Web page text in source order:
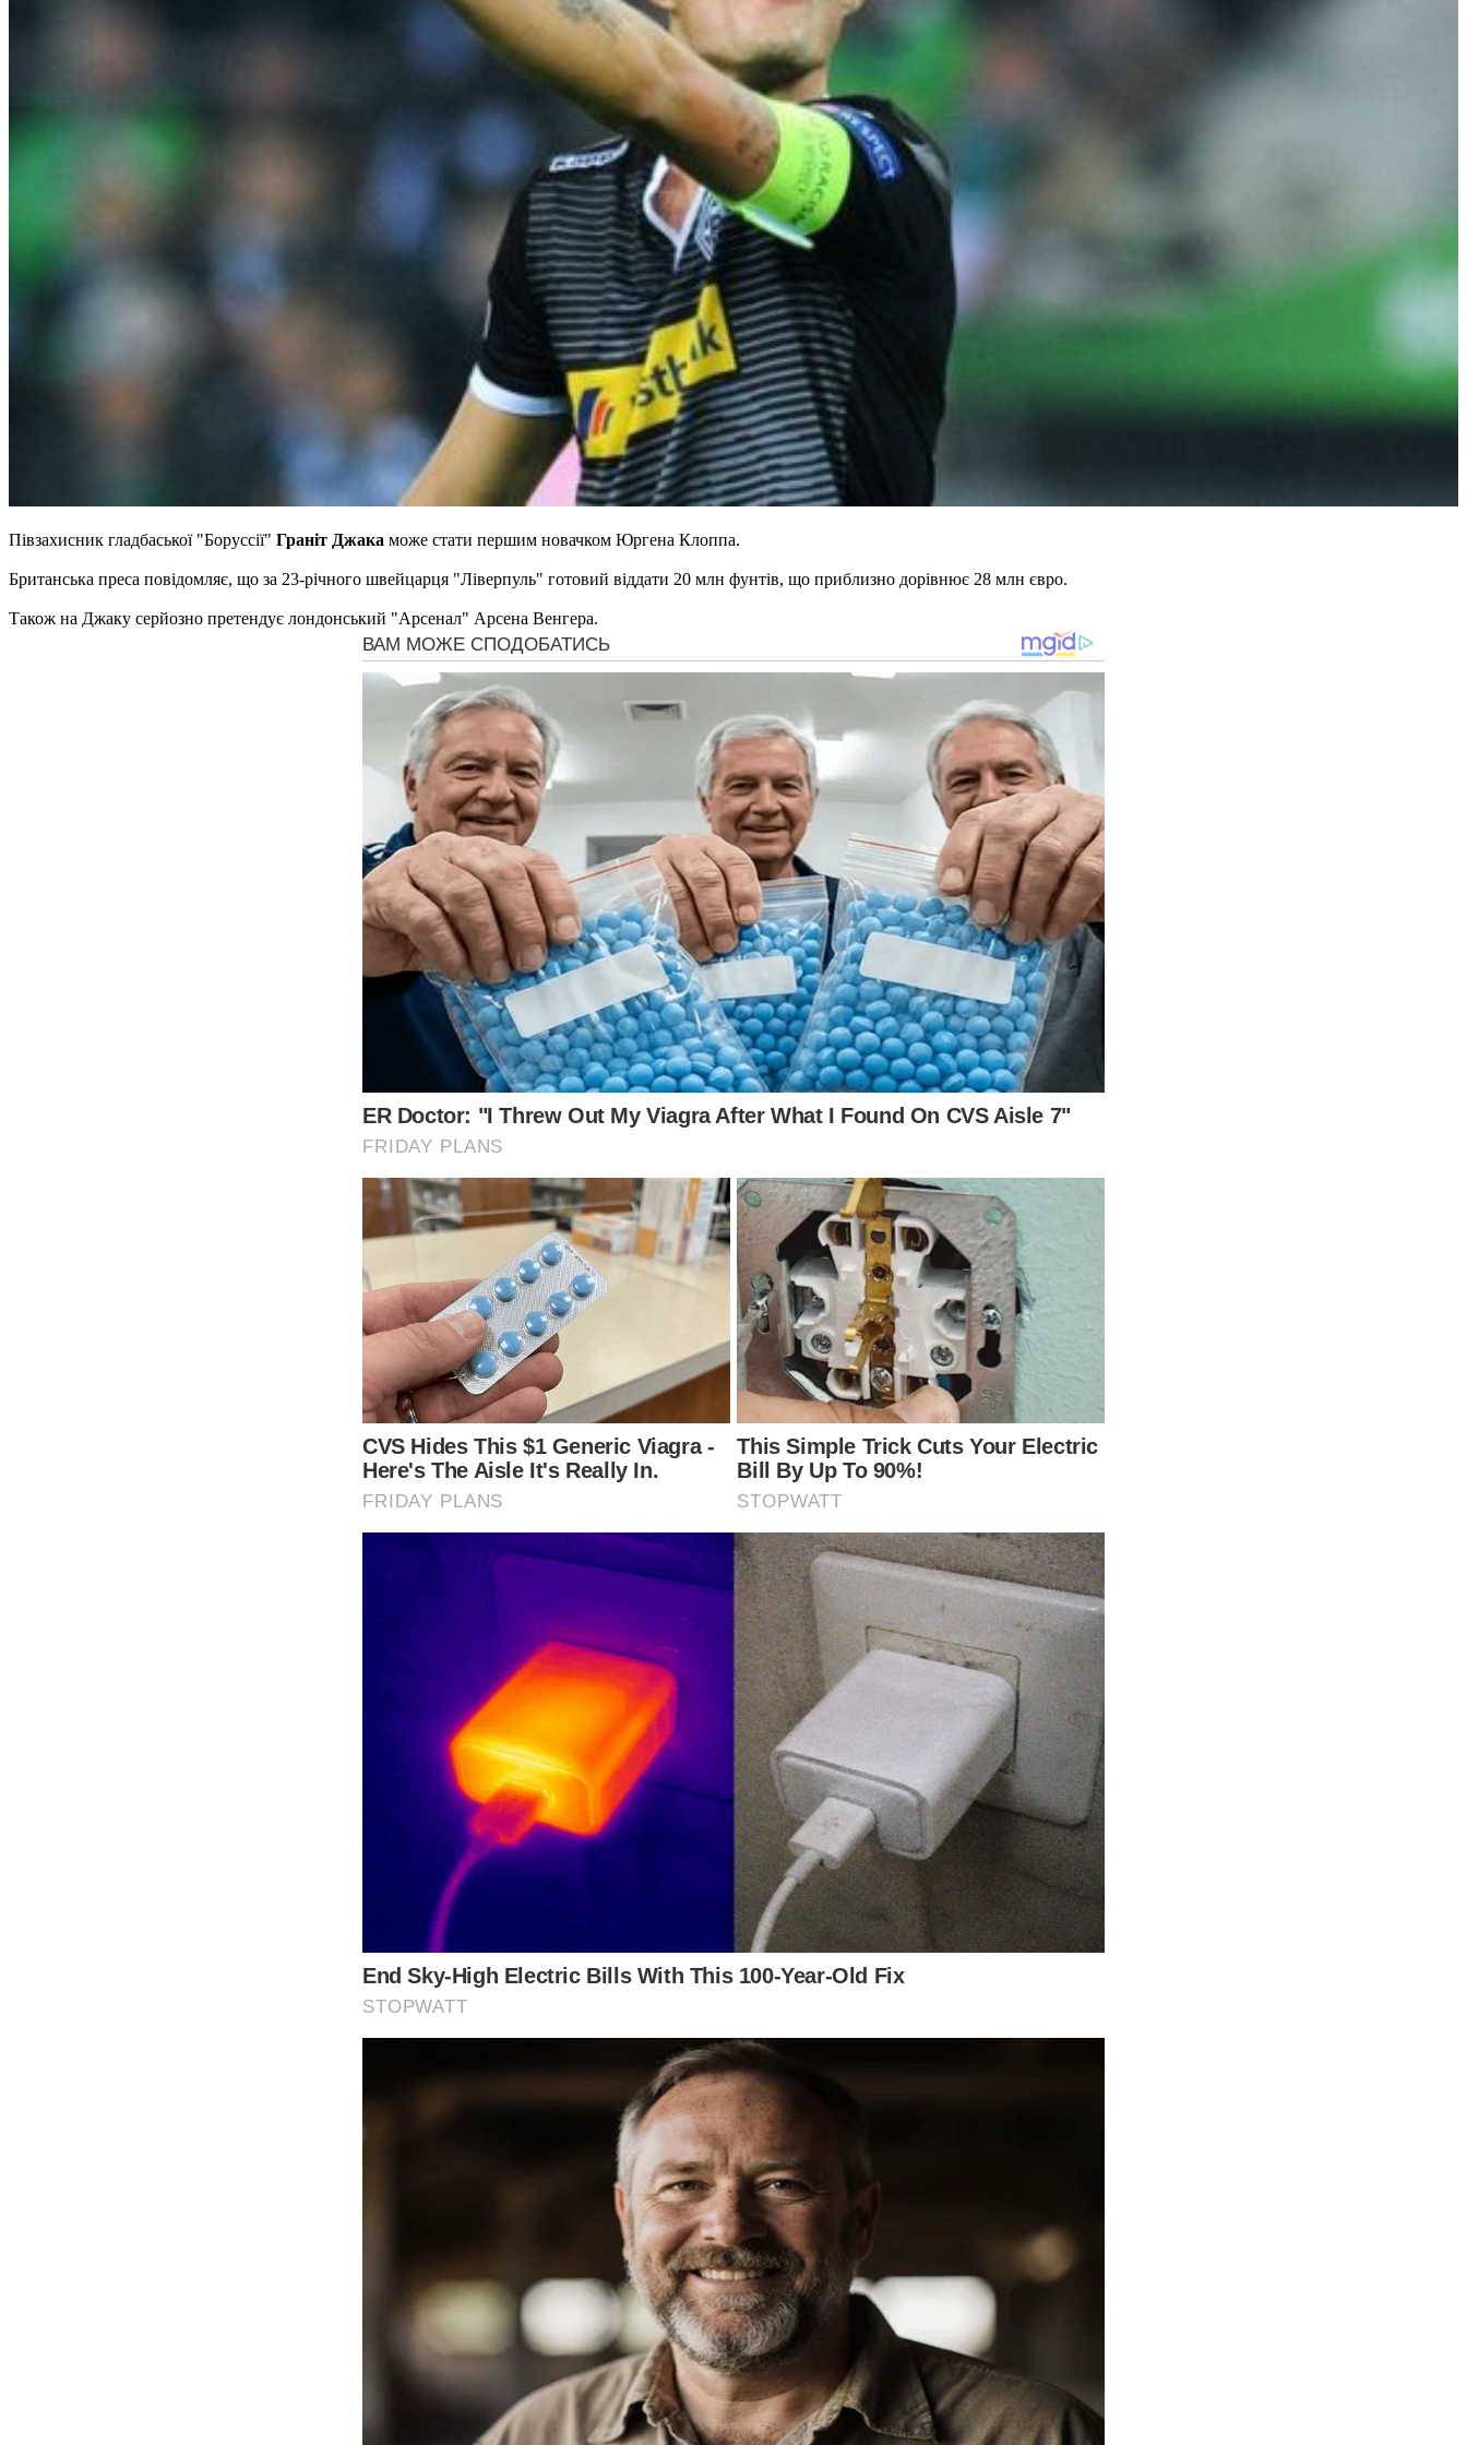
Півзахисник гладбаської "Боруссії" Граніт Джака може стати першим новачком Юргена Клоппа.
Британська преса повідомляє, що за 23-річного швейцарця "Ліверпуль" готовий віддати 20 млн фунтів, що приблизно дорівнює 28 млн євро.
Також на Джаку серйозно претендує лондонський "Арсенал" Арсена Венгера.